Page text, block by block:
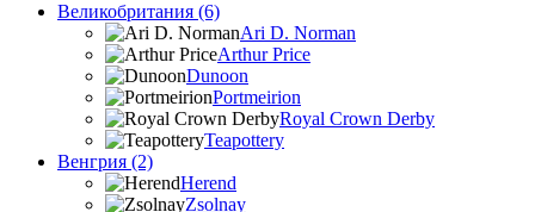
Великобритания (6)
Ari D. Norman
Arthur Price
Dunoon
Portmeirion
Royal Crown Derby
Teapottery
Венгрия (2)
Herend
Zsolnay